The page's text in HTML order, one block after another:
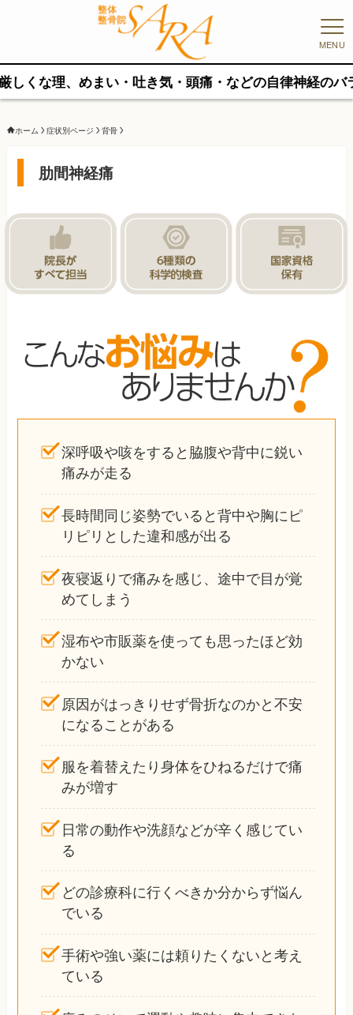
MENU
い・吐き気・頭痛・などの自律神経のバランスが崩れ
ホーム 症状別ページ 背骨
肋間神経痛
深呼吸や咳をすると脇腹や背中に鋭い
痛みが走る
長時間同じ姿勢でいると背中や胸にピ
リピリとした違和感が出る
夜寝返りで痛みを感じ、途中で目が覚
めてしまう
湿布や市販薬を使っても思ったほど効
かない
原因がはっきりせず骨折なのかと不安
になることがある
服を着替えたり身体をひねるだけで痛
みが増す
日常の動作や洗顔などが辛く感じてい
る
どの診療科に行くべきか分からず悩ん
でいる
手術や強い薬には頼りたくないと考え
ている